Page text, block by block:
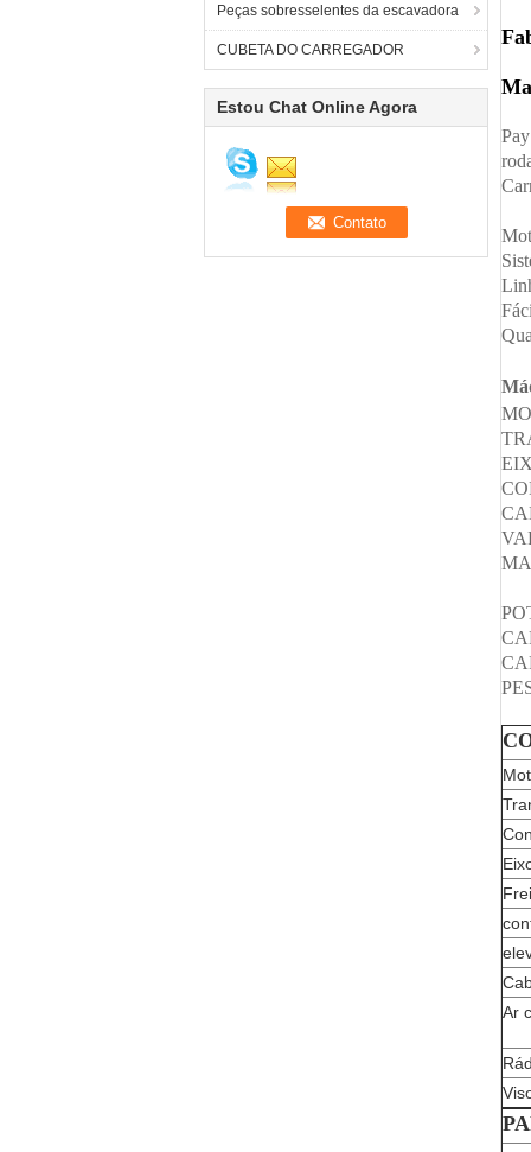
Peças sobresselentes da escavadora
CUBETA DO CARREGADOR
Estou Chat Online Agora
Ar